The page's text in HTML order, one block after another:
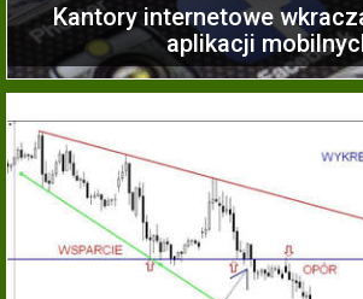
Kantory internetowe
aplikacji